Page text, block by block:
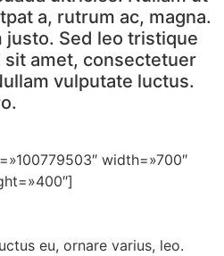
a, rutrum ac, magna.
justo. Sed leo tristique
amet, consectetuer
vulputate luctus.
width=»700″
eu, ornare varius, leo.